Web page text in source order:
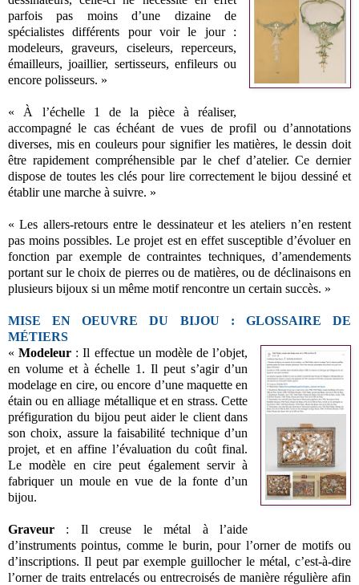
parfois pas moins d’une dizaine de
spécialistes différents pour voir le jour :
modeleurs, graveurs, ciseleurs, reperceurs,
émailleurs, joaillier, sertisseurs, enfileurs ou
encore polisseurs. »
« À l’échelle 1 de la pièce à réaliser,
accompagné le cas échéant de vues de profil ou d’annotations
diverses, mis en couleurs pour signifier les matières, le dessin doit
être rapidement compréhensible par le chef d’atelier. Ce dernier
dispose de toutes les clés pour lire correctement le bijou dessiné et
établir une marche à suivre. »
« Les allers-retours entre le dessinateur et les ateliers n’en restent
pas moins possibles. Le projet est en effet susceptible d’évoluer en
fonction par exemple de contraintes techniques, d’amendements
portant sur le choix de pierres ou de matières, ou de déclinaisons en
plusieurs bijoux si un même motif rencontre un certain succès. »
MISE EN OEUVRE DU BIJOU : GLOSSAIRE DE
MÉTIERS
«Modeleur : Il effectue un modèle de l’objet,
en volume et à échelle 1. Il peut s’agir d’un
modelage en cire, ou encore d’une maquette en
étain ou en alliage métallique et en strass. Cette
préfiguration du bijou peut aider le client dans
son choix, assure la faisabilité technique d’un
projet, et en affine l’évaluation du coût final.
Le modèle en cire peut également servir à
fabriquer un moule en vue de la fonte d’un
bijou.
Graveur : Il creuse le métal à l’aide
d’instruments pointus, comme le burin, pour l’orner de motifs ou
d’inscriptions. Il peut par exemple guillocher le métal, c’est-à-dire
l’orner de traits entrelacés ou entrecroisés de manière régulière afin